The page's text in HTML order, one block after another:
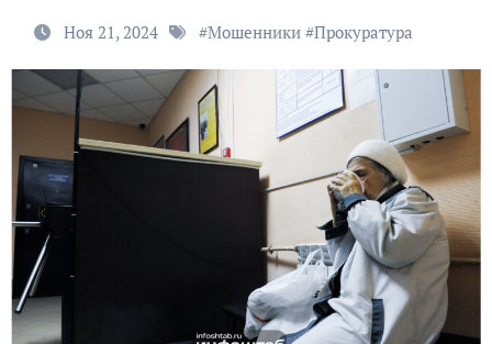
Ноя 21, 2024 #Мошенники#Прокуратура